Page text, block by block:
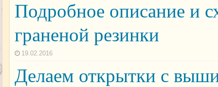
Подробное описание и
граненой резинки
19.02.2016
Делаем открытки с